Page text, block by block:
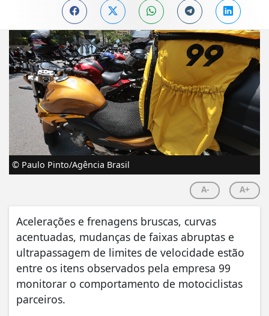
© Paulo Pinto/Agência Brasil
A- A+
Acelerações e frenagens bruscas, curvas
acentuadas, mudanças de faixas abruptas e
ultrapassagem de limites de velocidade estão
entre os itens observados pela empresa 99
monitorar o comportamento de motociclistas
parceiros.